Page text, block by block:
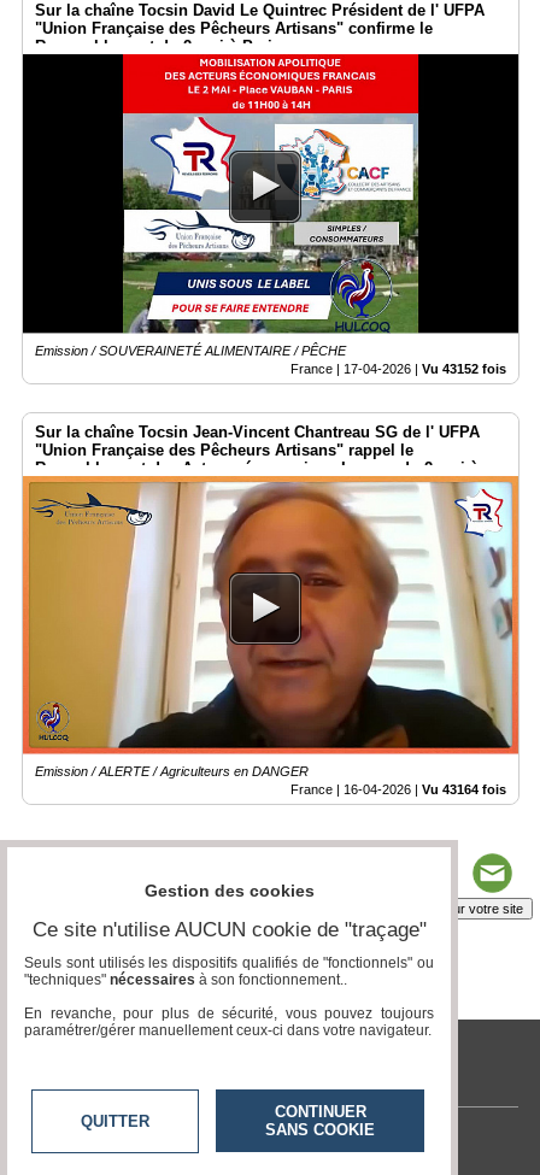
Sur la chaîne Tocsin David Le Quintrec Président de l' UFPA
"Union Française des Pêcheurs Artisans" confirme le
Rassemblement du 2 mai à Paris
Emission / SOUVERAINETÉ ALIMENTAIRE / PÊCHE
France | 17-04-2026 | Vu 43152 fois
Sur la chaîne Tocsin Jean-Vincent Chantreau SG de l' UFPA
"Union Française des Pêcheurs Artisans" rappel le
Rasemblement des Acteurs économique Locaux du 2 mai à
Paris
Emission / ALERTE / Agriculteurs en DANGER
France | 16-04-2026 | Vu 43164 fois
Insérez sur votre site
tvlocale.fr
Contactez-nous
Gestion des cookies
Ce site n'utilise AUCUN cookie de "traçage"
Seuls sont utilisés les dispositifs qualifiés de "fonctionnels" ou
"techniques" nécessaires à son fonctionnement..
En revanche, pour plus de sécurité, vous pouvez toujours
paramétrer/gérer manuellement ceux-ci dans votre navigateur.
QUITTER
CONTINUER
SANS COOKIE